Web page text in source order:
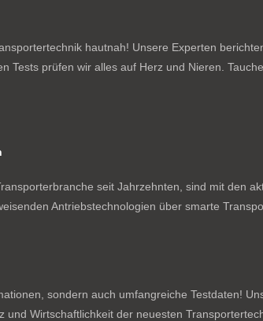
hautnah! Unsere Experten
Tests prüfen wir alles auf Herz und Nieren.
seit Jahrzehnten, sind mit den
Antriebstechnologien über smarte
sondern auch umfangreiche Testdaten!
und Wirtschaftlichkeit der neuesten